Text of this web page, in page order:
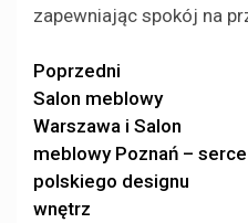
zapewniając spokój na
Zobacz
wpisy
Poprzedni
Salon meblowy
Warszawa i Salon
meblowy Poznań – serce
polskiego designu
wnętrz